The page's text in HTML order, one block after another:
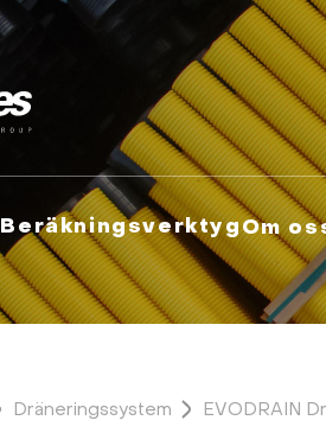
BeräkningsverktygOm
Dräneringssystem EVODRAIN